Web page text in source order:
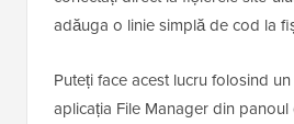
adăuga o linie simplă de cod la
Puteți face acest lucru folosind un
aplicația File Manager din